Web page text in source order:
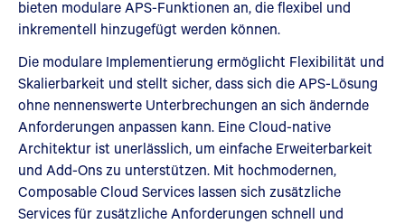
bieten modulare APS-Funktionen an, die flexibel und
inkrementell hinzugefügt werden können.
Die modulare Implementierung ermöglicht Flexibilität und
Skalierbarkeit und stellt sicher, dass sich die APS-Lösung
ohne nennenswerte Unterbrechungen an sich ändernde
Anforderungen anpassen kann. Eine Cloud-native
Architektur ist unerlässlich, um einfache Erweiterbarkeit
und Add-Ons zu unterstützen. Mit hochmodernen,
Composable Cloud Services lassen sich zusätzliche
Services für zusätzliche Anforderungen schnell und